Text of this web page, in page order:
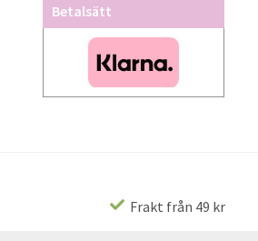
Betalsätt
Frakt från 49 kr